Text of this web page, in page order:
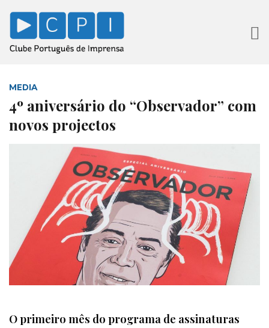
MEDIA
4º aniversário do “Observador” com
novos projectos
O primeiro mês do programa de assinaturas